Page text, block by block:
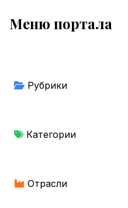
Меню портала
Рубрики
Категории
Отрасли